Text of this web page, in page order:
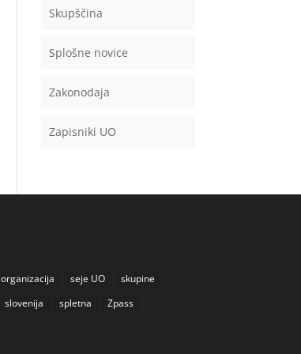
Skupščina
Splošne novice
Zakonodaja
Zapisniki UO
organizacija seje UO
skupine
slovenija spletna Zpass